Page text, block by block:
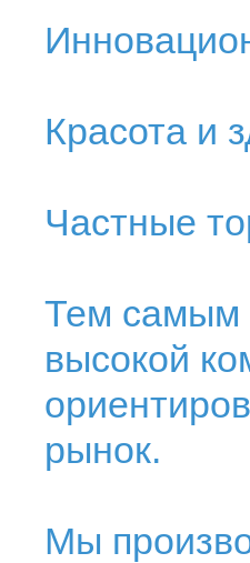
Красота и
Частные
Тем самым
высокой
рынок.
Мы